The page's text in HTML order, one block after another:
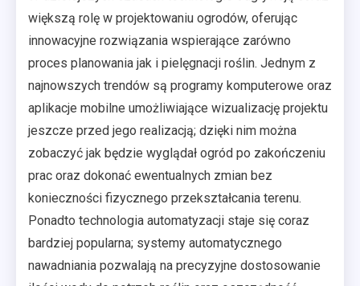
większą rolę w projektowaniu ogrodów, oferując
innowacyjne rozwiązania wspierające zarówno
proces planowania jak i pielęgnacji roślin. Jednym z
najnowszych trendów są programy komputerowe oraz
aplikacje mobilne umożliwiające wizualizację projektu
jeszcze przed jego realizacją; dzięki nim można
zobaczyć jak będzie wyglądał ogród po zakończeniu
prac oraz dokonać ewentualnych zmian bez
konieczności fizycznego przekształcania terenu.
Ponadto technologia automatyzacji staje się coraz
bardziej popularna; systemy automatycznego
nawadniania pozwalają na precyzyjne dostosowanie